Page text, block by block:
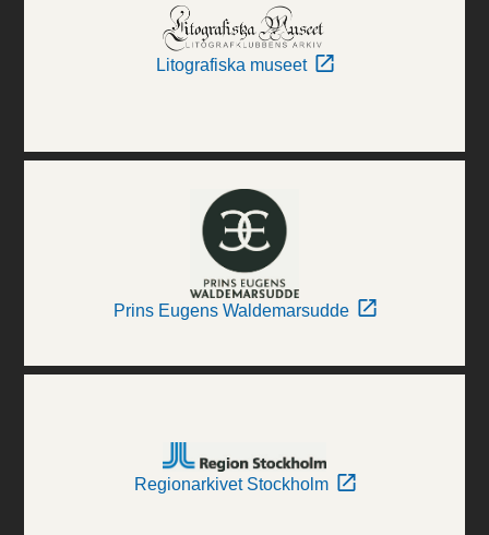
Litografiska museet
Prins Eugens Waldemarsudde
Regionarkivet Stockholm